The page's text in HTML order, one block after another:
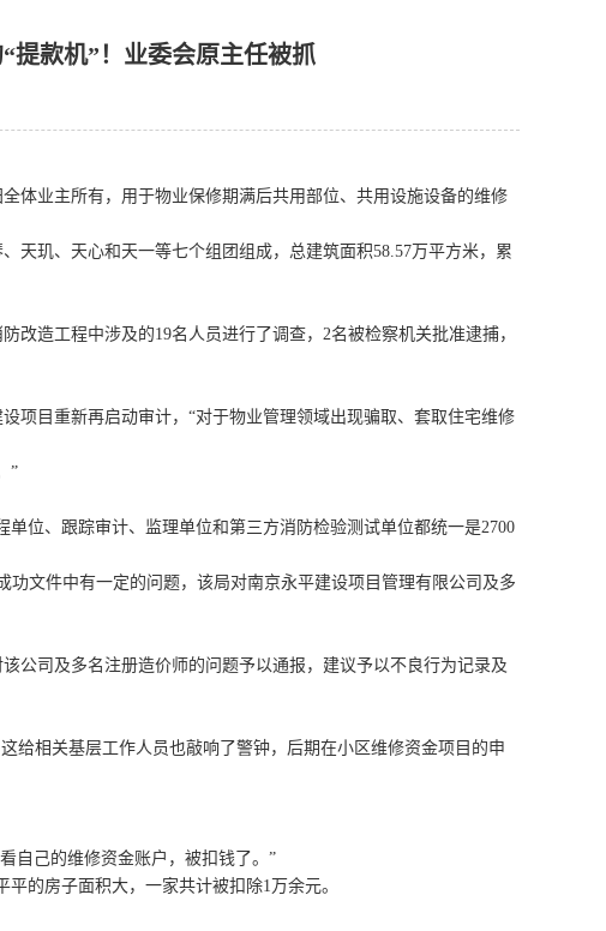
提款机”！业委会原主任被抓
业主所有，用于物业保修期满后共用部位、共用设施设备的维修
玑、天心和天一等七个组团组成，总建筑面积58.57万平方米，累
造工程中涉及的19名人员进行了调查，2名被检察机关批准逮捕，
目重新再启动审计，“对于物业管理领域出现骗取、套取住宅维修
”
位、跟踪审计、监理单位和第三方消防检验测试单位都统一是2700
文件中有一定的问题，该局对南京永平建设项目管理有限公司及多
司及多名注册造价师的问题予以通报，建议予以不良行为记录及
相关基层工作人员也敲响了警钟，后期在小区维修资金项目的申
自己的维修资金账户，被扣钱了。”
的房子面积大，一家共计被扣除1万余元。